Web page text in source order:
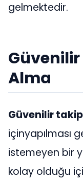
gelmektedir.
Güvenilir
Alma
Güvenilir
içinyapılması
istemeyen bir
kolay olduğu